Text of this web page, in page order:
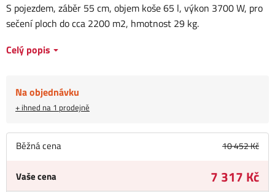
Běžná cena 10 452 Kč
Vaše cena 7 317 Kč
S pojezdem, záběr 55 cm, objem koše 65 l, výkon 3700 W, pro
sečení ploch do cca 2200 m2, hmotnost 29 kg.
Celý popis
Na objednávku
+ ihned na 1 prodejně